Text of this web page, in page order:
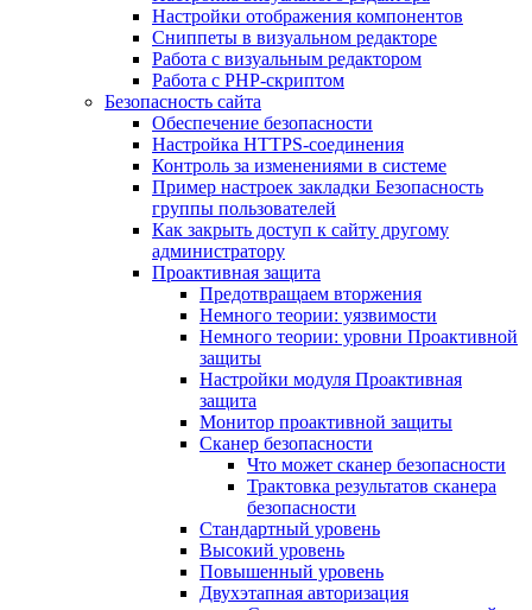
Настройки отображения компонентов
Сниппеты в визуальном редакторе
Работа с визуальным редактором
Работа с PHP-скриптом
Безопасность сайта
Обеспечение безопасности
Настройка HTTPS-соединения
Контроль за изменениями в системе
Пример настроек закладки Безопасность
группы пользователей
Как закрыть доступ к сайту другому
администратору
Проактивная защита
Предотвращаем вторжения
Немного теории: уязвимости
Немного теории: уровни Проактивной
защиты
Настройки модуля Проактивная
защита
Монитор проактивной защиты
Сканер безопасности
Что может сканер безопасности
Трактовка результатов сканера
безопасности
Стандартный уровень
Высокий уровень
Повышенный уровень
Двухэтапная авторизация